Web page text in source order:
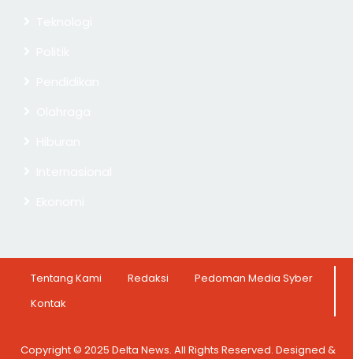
Tentang Kami Redaksi
Pedoman Media Syber
Kontak
Copyright © 2025 Delta News. All Rights Reserved. Designed &